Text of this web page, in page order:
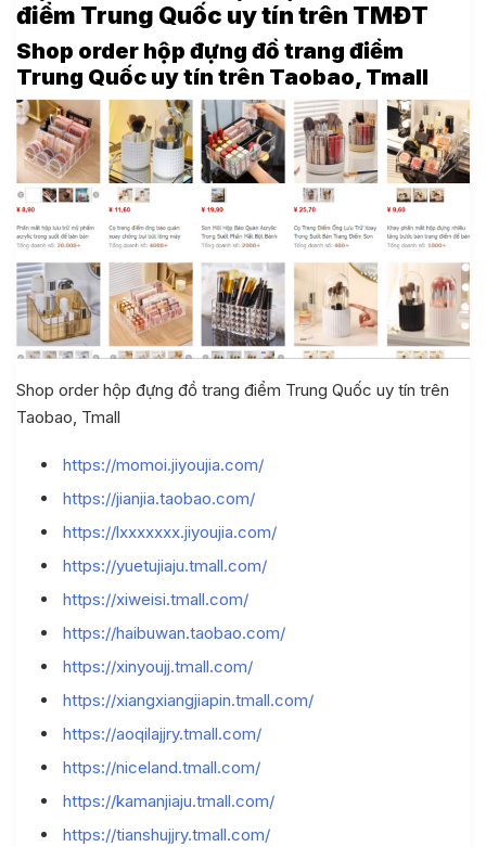
điểm Trung Quốc uy tín trên TMĐT
Shop order hộp đựng đồ trang điểm
Trung Quốc uy tín trên Taobao, Tmall
Shop order hộp đựng đồ trang điểm Trung Quốc uy tín trên
Taobao, Tmall
https://momoi.jiyoujia.com/
https://jianjia.taobao.com/
https://lxxxxxxx.jiyoujia.com/
https://yuetujiaju.tmall.com/
https://xiweisi.tmall.com/
https://haibuwan.taobao.com/
https://xinyoujj.tmall.com/
https://xiangxiangjiapin.tmall.com/
https://aoqilajjry.tmall.com/
https://niceland.tmall.com/
https://kamanjiaju.tmall.com/
https://tianshujjry.tmall.com/